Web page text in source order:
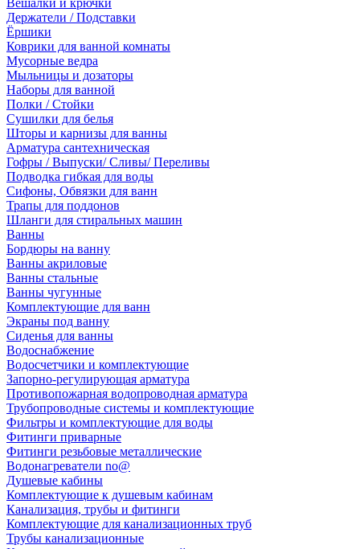
Вешалки и крючки
Держатели / Подставки
Ёршики
Коврики для ванной комнаты
Мусорные ведра
Мыльницы и дозаторы
Наборы для ванной
Полки / Стойки
Сушилки для белья
Шторы и карнизы для ванны
Арматура сантехническая
Гофры / Выпуски/ Сливы/ Переливы
Подводка гибкая для воды
Сифоны, Обвязки для ванн
Трапы для поддонов
Шланги для стиральных машин
Ванны
Бордюры на ванну
Ванны акриловые
Ванны стальные
Ванны чугунные
Комплектующие для ванн
Экраны под ванну
Сиденья для ванны
Водоснабжение
Водосчетчики и комплектующие
Запорно-регулирующая арматура
Противопожарная водопроводная арматура
Трубопроводные системы и комплектующие
Фильтры и комплектующие для воды
Фитинги приварные
Фитинги резьбовые металлические
Водонагреватели no@
Душевые кабины
Комплектующие к душевым кабинам
Канализация, трубы и фитинги
Комплектующие для канализационных труб
Трубы канализационные